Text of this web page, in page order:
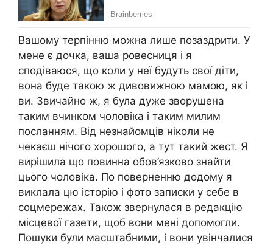
Вашому терпінню можна лише позаздрити. У
мене є дочка, ваша ровесниця і я
сподіваюся, що коли у неї будуть свої діти,
вона буде такою ж дивовижною мамою, як і
ви. Звичайно ж, я була дуже зворушена
таким вчинком чоловіка і таким милим
посланням. Від незнайомців ніколи не
чекаєш нічого хорошого, a тут такий жест. Я
вирішила що повинна обов’язково знайти
цього чоловіка. По поверненню додому я
виклала цю історію і фото записки у себе в
соцмережах. Також звернулася в редакцію
місцевої газети, щоб вони мені допомогли.
Пошуки були масштабними, і вони увінчалися